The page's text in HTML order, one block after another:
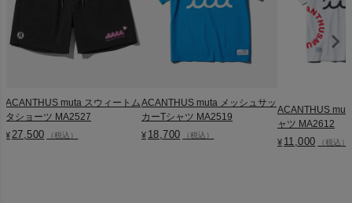
ACANTHUS muta スウィートム
タショーツ MA2527
¥27,500 （税込）
ACANTHUS muta メッシュサッ
カーTシャツ MA2519
¥ 18,700 （税込）
ACANTHUS
ャツ MA2612
¥ 11,000 （税込）